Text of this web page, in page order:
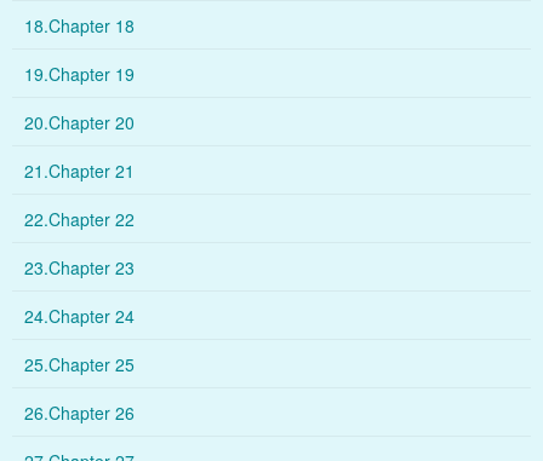
18.Chapter 18
19.Chapter 19
20.Chapter 20
21.Chapter 21
22.Chapter 22
23.Chapter 23
24.Chapter 24
25.Chapter 25
26.Chapter 26